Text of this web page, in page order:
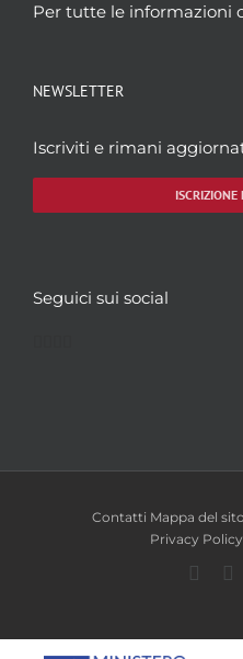
Per tutte le informazioni
NEWSLETTER
Iscriviti e rimani
ISCRIZIONE
Seguici sui social
Contatti Mappa del sito
Privacy Policy